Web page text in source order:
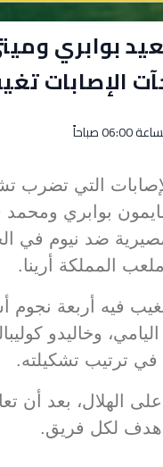
بوابري
الإصابات
التي تضرب
بوابري ومحمد
ضد نيوم في
المملكة أرينا.
فيه أربعة نجوم
وخاليدو
في ترتيب تشكيلته.
الهلال، بعد أن
هدف لكل فريق.